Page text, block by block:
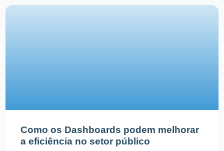
Como os Dashboards podem melhorar
a eficiência no setor público